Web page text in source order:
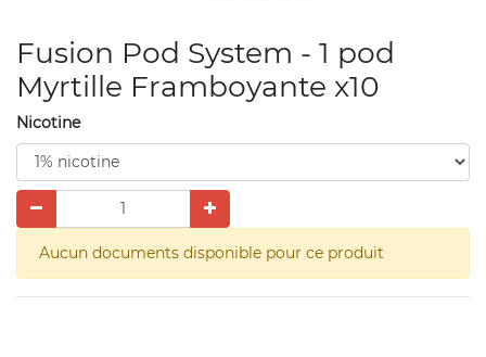
Fusion Pod System - 1 pod
Myrtille Framboyante x10
Nicotine
Aucun documents disponible pour ce produit